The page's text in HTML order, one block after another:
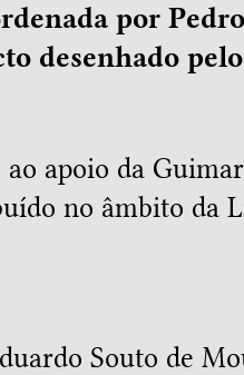
por
desenhado pelo
apoio da
no âmbito da
Souto de